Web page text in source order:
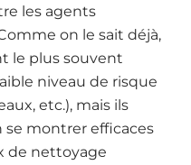
les agents
on le sait déjà,
le plus souvent
niveau de risque
etc.), mais ils
montrer efficaces
de nettoyage